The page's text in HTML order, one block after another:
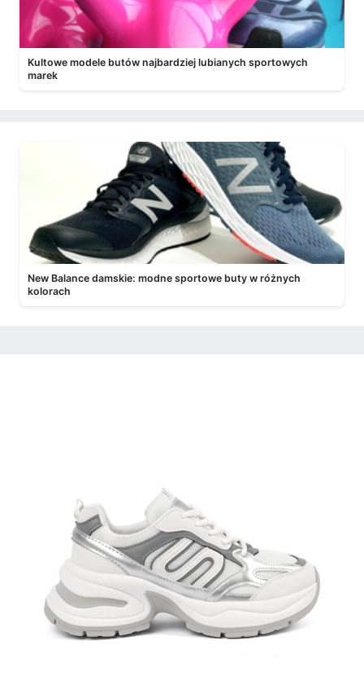
Kultowe modele butów najbardziej lubianych sportowych
marek
New Balance damskie: modne sportowe buty w różnych
kolorach